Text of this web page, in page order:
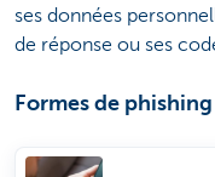
ses données
de réponse ou ses
Formes de